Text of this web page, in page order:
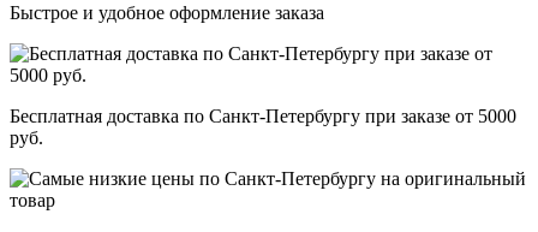
Быстрое и удобное оформление заказа
Бесплатная доставка по Санкт-Петербургу при заказе от 5000
руб.